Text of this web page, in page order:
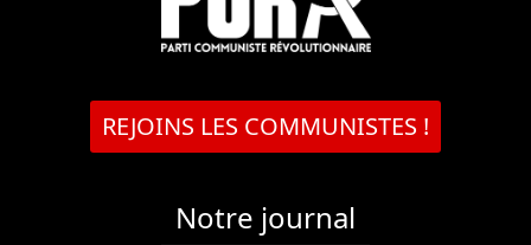
REJOINS LES COMMUNISTES !
Notre journal